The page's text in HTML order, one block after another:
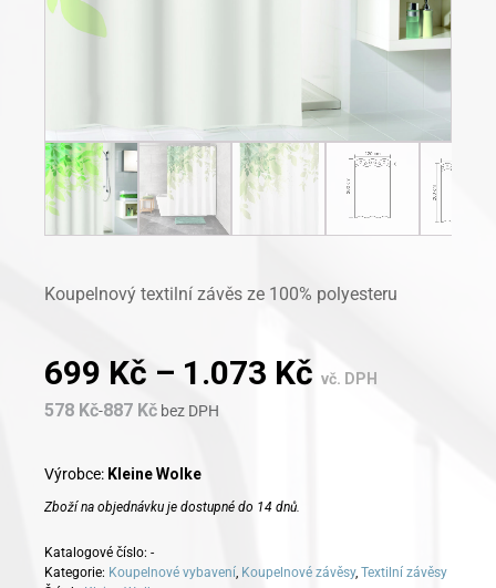
Koupelnový textilní závěs ze 100% polyesteru
699 Kč – 1.073 Kč vč. DPH
578 Kč-887 Kč bez DPH
Výrobce: Kleine Wolke
Zboží na objednávku je dostupné do 14 dnů.
Katalogové číslo: -
Kategorie: Koupelnové vybavení Koupelnové závěsy, Textilní závěsy